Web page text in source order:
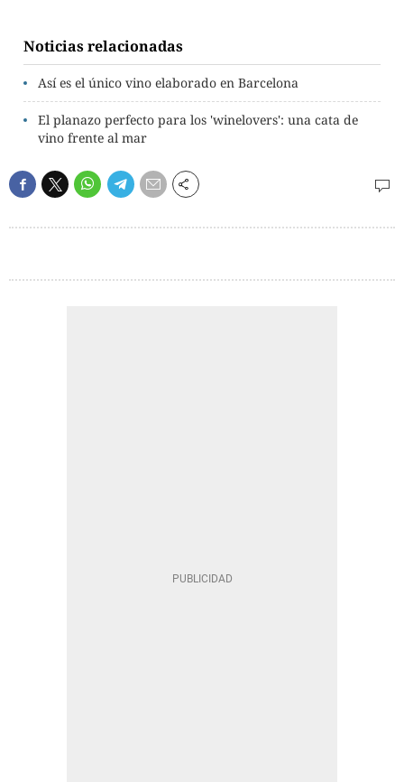
Noticias relacionadas
Así es el único vino elaborado en Barcelona
El planazo perfecto para los 'winelovers': una cata de
vino frente al mar